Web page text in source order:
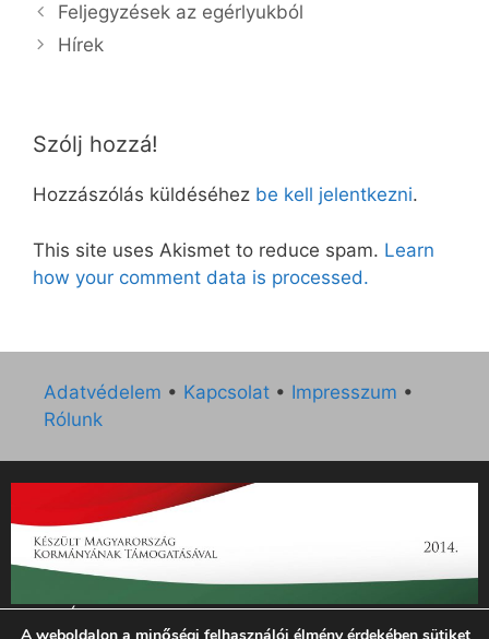
Feljegyzések az egérlyukból
Hírek
Szólj hozzá!
Hozzászólás küldéséhez be kell jelentkezni.
This site uses Akismet to reduce spam. Learn
how your comment data is processed.
Adatvédelem • Kapcsolat • Impresszum •
Rólunk
„Az Új Ember katolikus hetilap 2014. évi működésének